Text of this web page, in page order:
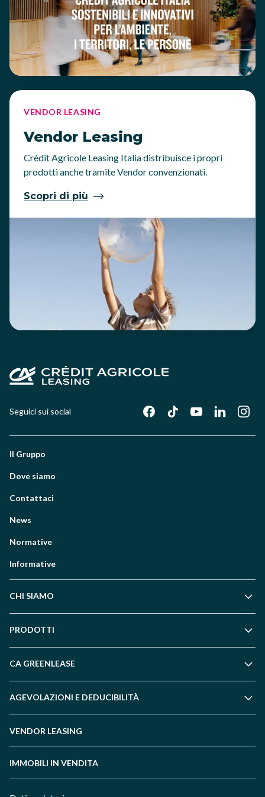
VENDOR LEASING
Vendor Leasing
Crédit Agricole Leasing Italia distribuisce i propri
prodotti anche tramite Vendor convenzionati.
Scopri di più
Seguici sui social
Il Gruppo
Dove siamo
Contattaci
News
Normative
Informative
CHI SIAMO
PRODOTTI
CA GREENLEASE
AGEVOLAZIONI E DEDUCIBILITÀ
VENDOR LEASING
IMMOBILI IN VENDITA